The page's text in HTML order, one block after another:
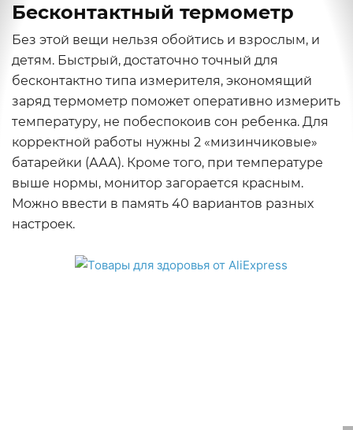
Бесконтактный термометр
Без этой вещи нельзя обойтись и взрослым, и
детям. Быстрый, достаточно точный для
бесконтактно типа измерителя, экономящий
заряд термометр поможет оперативно измерить
температуру, не побеспокоив сон ребенка. Для
корректной работы нужны 2 «мизинчиковые»
батарейки (ААА). Кроме того, при температуре
выше нормы, монитор загорается красным.
Можно ввести в память 40 вариантов разных
настроек.